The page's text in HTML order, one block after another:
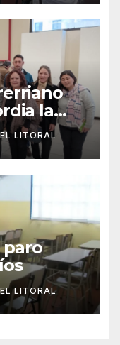
la
los
LITORAL
LITORAL